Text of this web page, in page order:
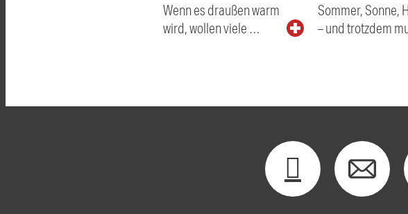
Wenn es draußen warm
wird, wollen viele …
Sommer, Sonne,
– und trotzdem